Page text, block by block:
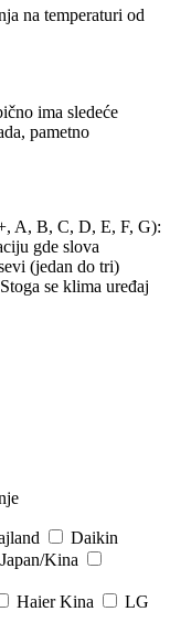
na temperaturi od
ima sledeće
pametno
A, B, C, D, E, F, G):
gde slova
(jedan do tri)
se klima uređaj
Daikin
Japan/Kina
Haier Kina
LG